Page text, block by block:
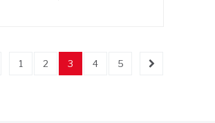
1 2 3 4 5